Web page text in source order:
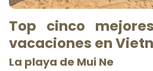
Top cinco
vacaciones en
La playa de Mui Ne